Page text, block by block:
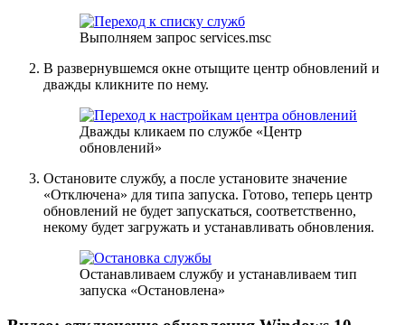
Выполняем запрос services.msc
В развернувшемся окне отыщите центр обновлений и
дважды кликните по нему.
Дважды кликаем по службе «Центр
обновлений»
Остановите службу, а после установите значение
«Отключена» для типа запуска. Готово, теперь центр
обновлений не будет запускаться, соответственно,
некому будет загружать и устанавливать обновления.
Останавливаем службу и устанавливаем тип
запуска «Остановлена»